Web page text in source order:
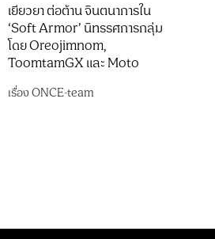
เยียวยา ต่อต้าน จินตนาการใน
‘Soft Armor’ นิทรรศการกลุ่ม
โดย Oreojimnom,
ToomtamGX และ Moto
เรื่องONCE-team